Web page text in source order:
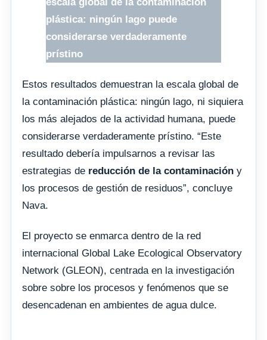
plástica: ningún lago puede
considerarse verdaderamente
prístino
Estos resultados demuestran la escala global de
la contaminación plástica: ningún lago, ni siquiera
los más alejados de la actividad humana, puede
considerarse verdaderamente prístino. “Este
resultado debería impulsarnos a revisar las
estrategias de reducción de la contaminación y
los procesos de gestión de residuos”, concluye
Nava.
El proyecto se enmarca dentro de la red
internacional Global Lake Ecological Observatory
Network (GLEON), centrada en la investigación
sobre sobre los procesos y fenómenos que se
desencadenan en ambientes de agua dulce.